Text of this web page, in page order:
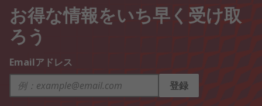
お得な情報をいち早く受け取
ろう
Emailアドレス
登録